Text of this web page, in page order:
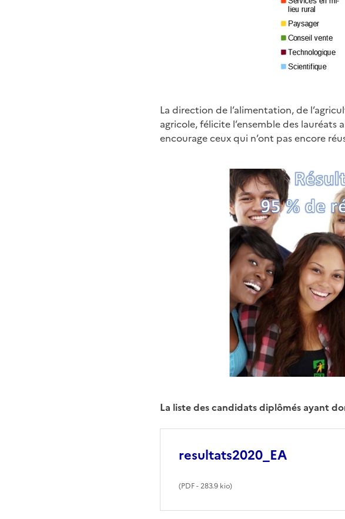
La direction de l’alimentation, de
agricole, félicite l’ensemble des
encourage ceux qui n’ont pas encore
La liste des candidats diplômés ayant
resultats2020_EA
(PDF- 283.9 kio)